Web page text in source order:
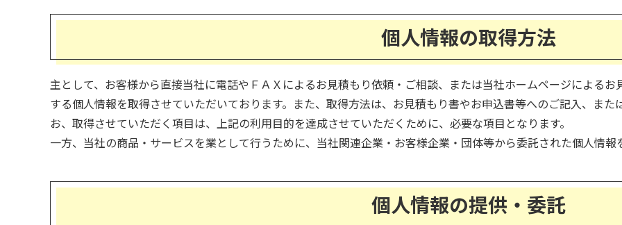
個人情報の取得方法
主として、お客様から直接当社に電話やＦＡＸによるお見積もり依頼・ご相談、または当社ホームページによる
する個人情報を取得させていただいております。また、取得方法は、お見積もり書やお申込書等へのご記入、ま
お、取得させていただく項目は、上記の利用目的を達成させていただくために、必要な項目となります。
一方、当社の商品・サービスを業として行うために、当社関連企業・お客様企業・団体等から委託された個人情報
個人情報の提供・委託